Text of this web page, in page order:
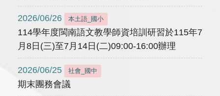
2026/06/26 本土語_國小
114學年度閩南語文教學師資培訓研習於115年7
月8日(三)至7月14日(二)09:00-16:00辦理
2026/06/25 社會_國中
期末團務會議